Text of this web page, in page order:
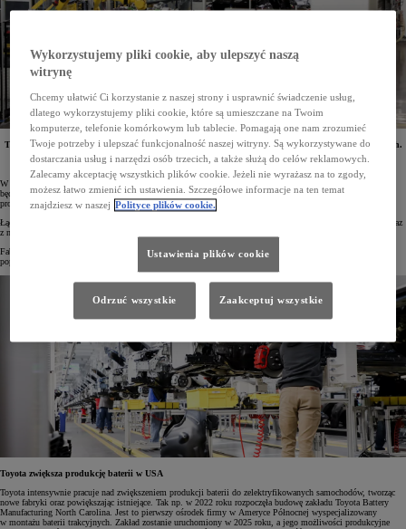
Toyota przeznaczyła kolejne środki na rozwój produkcji aut elektrycznych w Stanach Zjednoczonych.
Na uruchomienie w fabryce Toyota Kentucky produkcji nowego modelu elektrycznego oraz baterii
do aut przekazanych zostanie 1,3 mld dolarów.
W swojej fabryce w Kentucky Toyota stworzy nową linię montażową baterii trakcyjnych, do których ogniwa
będą dostarczane przez firmę Toyota Battery Manufacturing North Carolina. Uruchomiona zostanie także
produkcja nowego, elektrycznego SUV-a z trzema rzędami siedzeń.
Łączna wartość inwestycji Toyoty w produkcję zelektryfikowanych pojazdów w Stanach Zjednoczonych – wraz
z nowym projektem, którego koszt to 1,3 mld dolarów – sięgnie 17 mld dolarów.
Fabryka w Kentucky istnieje od 1986 roku i jest znana z montażu sedana Camry oraz wielu innych
popularnych modeli. Toyota zainwestowała w nią do tej pory prawie 10 mld dolarów.
Toyota zwiększa produkcję baterii w USA
Toyota intensywnie pracuje nad zwiększeniem produkcji baterii do zelektryfikowanych samochodów, tworząc
nowe fabryki oraz powiększając istniejące. Tak np. w 2022 roku rozpoczęła budowę zakładu Toyota Battery
Manufacturing North Carolina. Jest to pierwszy ośrodek firmy w Ameryce Północnej wyspecjalizowany
w montażu baterii trakcyjnych. Zakład zostanie uruchomiony w 2025 roku, a jego możliwości produkcyjne
Wykorzystujemy pliki cookie, aby ulepszyć naszą
witrynę
Chcemy ułatwić Ci korzystanie z naszej strony i usprawnić świadczenie usług,
dlatego wykorzystujemy pliki cookie, które są umieszczane na Twoim
komputerze, telefonie komórkowym lub tablecie. Pomagają one nam zrozumieć
Twoje potrzeby i ulepszać funkcjonalność naszej witryny. Są wykorzystywane do
dostarczania usług i narzędzi osób trzecich, a także służą do celów reklamowych.
Zalecamy akceptację wszystkich plików cookie. Jeżeli nie wyrażasz na to zgody,
możesz łatwo zmienić ich ustawienia. Szczegółowe informacje na ten temat
znajdziesz w naszej Polityce plików cookie.
Ustawienia plików cookie
Odrzuć wszystkie Zaakceptuj wszystkie